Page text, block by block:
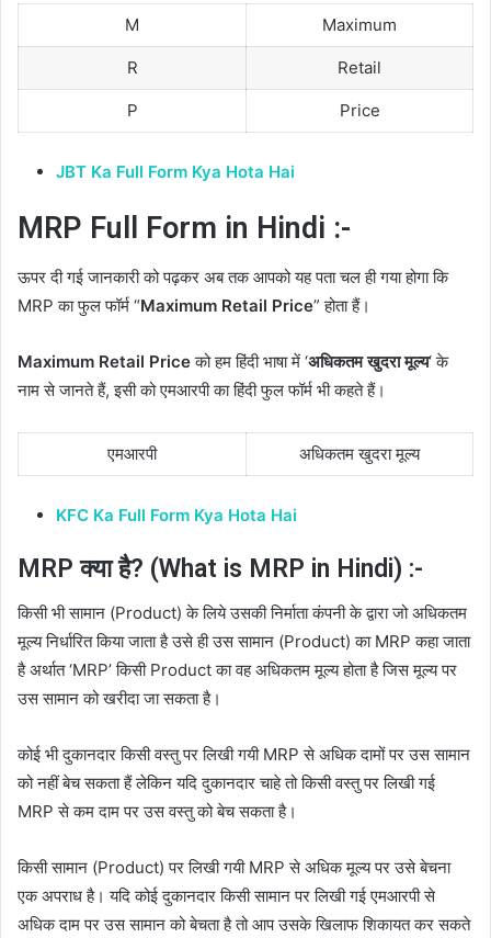
M Maximum
R Retail
P Price
JBT Ka Full Form Kya Hota Hai
MRP Full Form in Hindi :-
ऊपर दी गई जानकारी को पढ़कर अब तक आपको यह पता चल ही गया होगा कि
MRP का फुल फॉर्म “Maximum Retail Price” होता हैं।
Maximum Retail Priceको हम हिंदी भाषा में ‘अधिकतम खुदरा मूल्य‘ के
नाम से जानते हैं, इसी को एमआरपी का हिंदी फुल फॉर्म भी कहते हैं।
एमआरपी अधिकतम खुदरा मूल्य
KFC Ka Full Form Kya Hota Hai
MRP क्या है? (What is MRP in Hindi) :-
किसी भी सामान (Product) के लिये उसकी निर्माता कंपनी के द्वारा जो अधिकतम
मूल्य निर्धारित किया जाता है उसे ही उस सामान (Product) का MRP कहा जाता
है अर्थात ‘MRP’ किसी Product का वह अधिकतम मूल्य होता है जिस मूल्य पर
उस सामान को खरीदा जा सकता है।
कोई भी दुकानदार किसी वस्तु पर लिखी गयी MRP से अधिक दामों पर उस सामान
को नहीं बेच सकता हैं लेकिन यदि दुकानदार चाहे तो किसी वस्तु पर लिखी गई
MRP से कम दाम पर उस वस्तु को बेच सकता है।
किसी सामान (Product) पर लिखी गयी MRP से अधिक मूल्य पर उसे बेचना
एक अपराध है। यदि कोई दुकानदार किसी सामान पर लिखी गई एमआरपी से
अधिक दाम पर उस सामान को बेचता है तो आप उसके खिलाफ शिकायत कर सकते